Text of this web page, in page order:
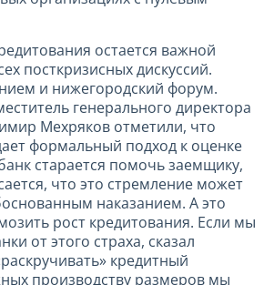
остается важной
посткризисных дискуссий.
и нижегородский форум.
генерального директора
Мехряков отметили, что
формальный подход к оценке
старается помочь заемщику,
что это стремление может
наказанием. А это
рост кредитования. Если мы
от этого страха, сказал
кредитный
производству размеров мы